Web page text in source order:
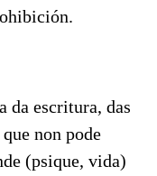
da escritura, das
non pode
(psique, vida)